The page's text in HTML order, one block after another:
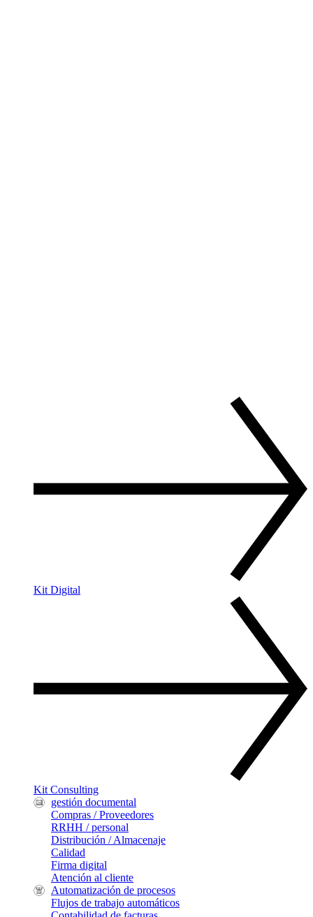
Kit Digital
Kit Consulting
gestión documental
Compras / Proveedores
RRHH / personal
Distribución / Almacenaje
Calidad
Firma digital
Atención al cliente
Automatización de procesos
Flujos de trabajo automáticos